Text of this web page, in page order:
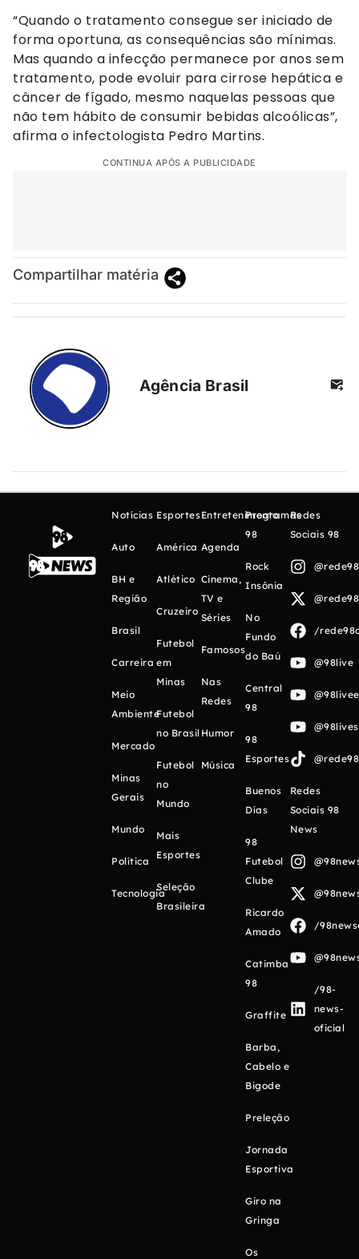
“Quando o tratamento consegue ser iniciado de
forma oportuna, as consequências são mínimas.
Mas quando a infecção permanece por anos sem
tratamento, pode evoluir para cirrose hepática e
câncer de fígado, mesmo naquelas pessoas que
não tem hábito de consumir bebidas alcoólicas”,
afirma o infectologista Pedro Martins.
CONTINUA APÓS A PUBLICIDADE
Compartilhar matéria
Agência Brasil
Notícias
Auto
BH e
Região
Brasil
Carreira
Meio
Ambiente
Mercado
Minas
Gerais
Mundo
Política
Tecnologia
Esportes
América
Atlético
Cruzeiro
Futebol
em
Minas
Futebol
no Brasil
Futebol
no
Mundo
Mais
Esportes
Seleção
Brasileira
Entretenimento
Agenda
Cinema,
TV e
Séries
Famosos
Nas
Redes
Humor
Música
Programas
98
Rock
Insônia
No
Fundo
do Baú
Central
98
98
Esportes
Buenos
Días
98
Futebol
Clube
Ricardo
Amado
Catimba
98
Graffite
Barba,
Cabelo e
Bigode
Preleção
Jornada
Esportiva
Giro na
Gringa
Os
Redes
Sociais 98
/
@98live
Redes
Sociais 98
News
/
/98-
news-
oficial